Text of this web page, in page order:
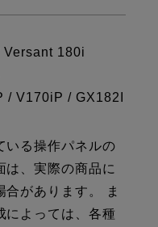
Versant 180i
/ V170iP / GX182I
いる操作パネルの
は、実際の商品に
があります。 ま
によっては、各種